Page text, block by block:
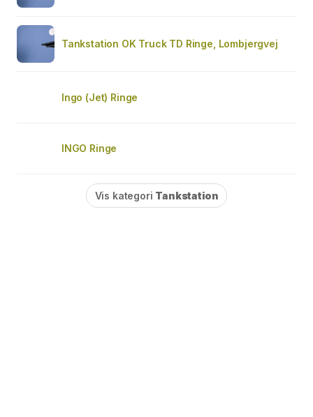
Tankstation OK Truck TD Ringe, Lombjergvej
Ingo (Jet) Ringe
INGO Ringe
Vis kategori Tankstation